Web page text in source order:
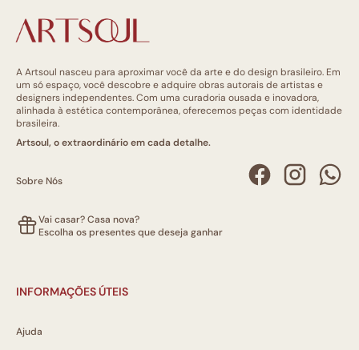
A Artsoul nasceu para aproximar você da arte e do design brasileiro. Em
um só espaço, você descobre e adquire obras autorais de artistas e
designers independentes. Com uma curadoria ousada e inovadora,
alinhada à estética contemporânea, oferecemos peças com identidade
brasileira.
Artsoul, o extraordinário em cada detalhe.
Sobre Nós
Vai casar? Casa nova?
Escolha os presentes que deseja ganhar
INFORMAÇÕES ÚTEIS
Ajuda